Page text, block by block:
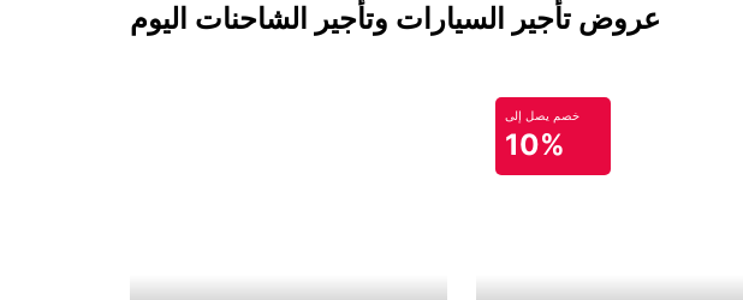
عروض تأجير السيارات وتأجير الشاحنات اليوم
خصم يصل إلى
10%